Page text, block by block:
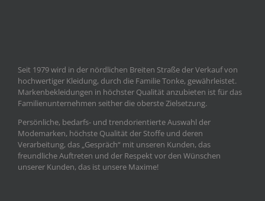
Seit 1979 wird in der nördlichen Breiten Straße der Verkauf von
hochwertiger Kleidung, durch die Familie Tonke, gewährleistet.
Markenbekleidungen in höchster Qualität anzubieten ist für das
Familienunternehmen seither die oberste Zielsetzung.
Persönliche, bedarfs- und trendorientierte Auswahl der
Modemarken, höchste Qualität der Stoffe und deren
Verarbeitung, das „Gespräch“ mit unseren Kunden, das
freundliche Auftreten und der Respekt vor den Wünschen
unserer Kunden, das ist unsere Maxime!